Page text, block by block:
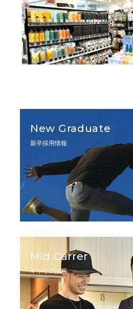
New Graduate
新卒採用情報
Mid Carrer
キャリア採用